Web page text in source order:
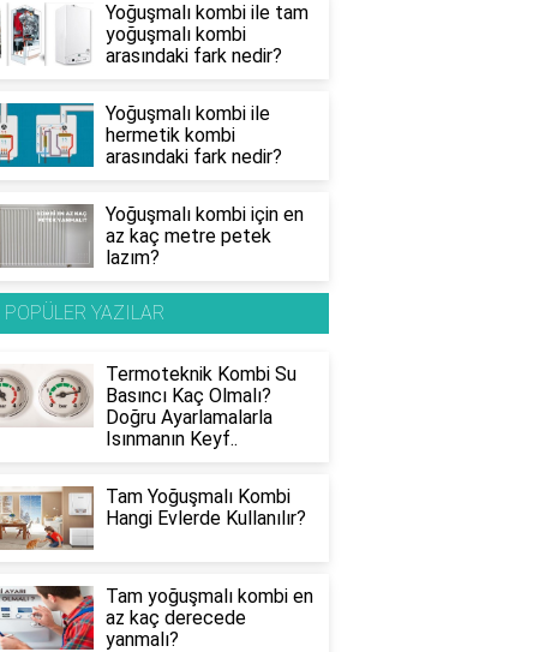
Yoğuşmalı kombi ile tam
yoğuşmalı kombi
arasındaki fark nedir?
Yoğuşmalı kombi ile
hermetik kombi
arasındaki fark nedir?
Yoğuşmalı kombi için en
az kaç metre petek
lazım?
POPÜLER YAZILAR
Termoteknik Kombi Su
Basıncı Kaç Olmalı?
Doğru Ayarlamalarla
Isınmanın Keyf..
Tam Yoğuşmalı Kombi
Hangi Evlerde Kullanılır?
Tam yoğuşmalı kombi en
az kaç derecede
yanmalı?